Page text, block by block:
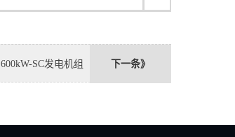
下一条》
600kW-SC发电机组